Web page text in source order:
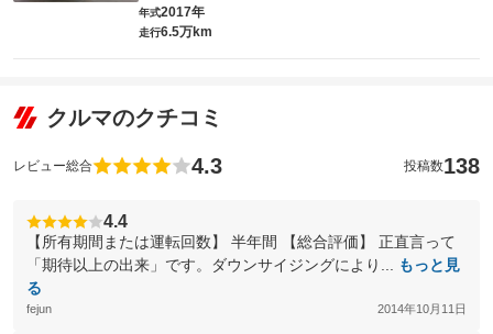
年式2017年
走行6.5万km
クルマのクチコミ
レビュー総合 4.3 投稿数138
4.4
【所有期間または運転回数】 半年間 【総合評価】 正直言って
「期待以上の出来」です。ダウンサイジングにより...
もっと見
る
fejun 2014年10月11日